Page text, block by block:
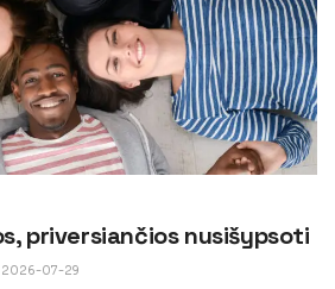
priversiančios nusišypsoti
2026-07-29